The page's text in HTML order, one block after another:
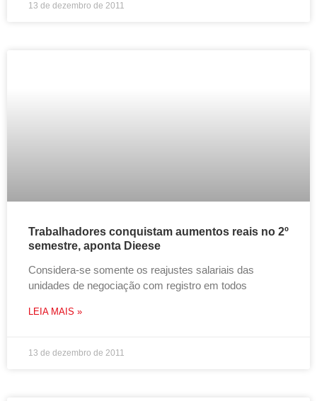
13 de dezembro de 2011
Trabalhadores conquistam aumentos reais no 2º
semestre, aponta Dieese
Considera-se somente os reajustes salariais das
unidades de negociação com registro em todos
LEIA MAIS »
13 de dezembro de 2011